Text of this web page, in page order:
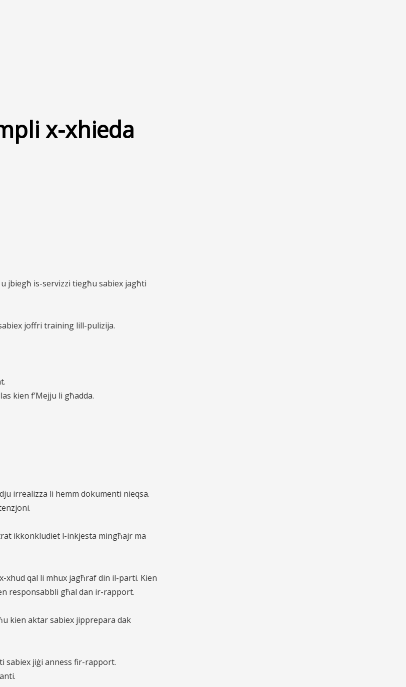
x-xhieda
jbiegħ is-servizzi tiegħu sabiex jagħti
joffri training lill-pulizija.
kien f’Mejju li għadda.
irrealizza li hemm dokumenti nieqsa.
ikkonkludiet l-inkjesta mingħajr ma
qal li mhux jagħraf din il-parti. Kien
responsabbli għal dan ir-rapport.
kien aktar sabiex jipprepara dak
sabiex jiġi anness fir-rapport.